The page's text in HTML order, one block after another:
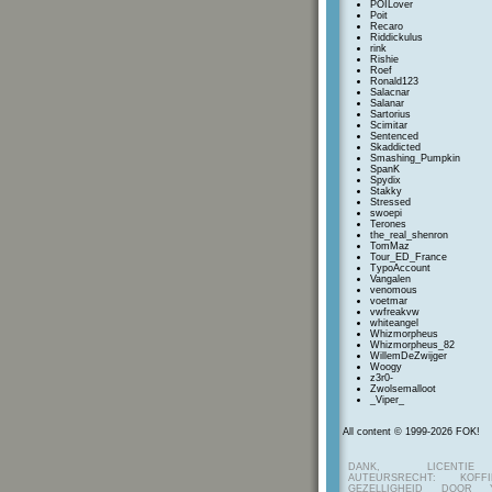
POILover
Poit
Recaro
Riddickulus
rink
Rishie
Roef
Ronald123
Salacnar
Salanar
Sartorius
Scimitar
Sentenced
Skaddicted
Smashing_Pumpkin
SpanK
Spydix
Stakky
Stressed
swoepi
Terones
the_real_shenron
TomMaz
Tour_ED_France
TypoAccount
Vangalen
venomous
voetmar
vwfreakvw
whiteangel
Whizmorpheus
Whizmorpheus_82
WillemDeZwijger
Woogy
z3r0-
Zwolsemalloot
_Viper_
All content © 1999-2026 FOK!
DANK,
AUTEURSRECHT:
GEZELLIGHEID DOOR